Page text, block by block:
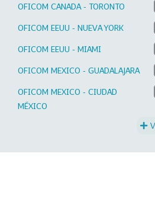
OFICOM CANADA - TORONTO
OFICOM EEUU - NUEVA YORK
OFICOM EEUU - MIAMI
OFICOM MEXICO - GUADALAJARA
OFICOM MEXICO - CIUDAD
MÉXICO